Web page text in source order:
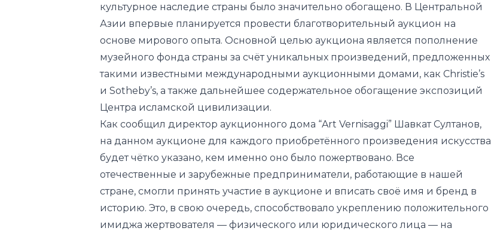
культурное наследие страны было значительно обогащено. В Центральной
Азии впервые планируется провести благотворительный аукцион на
основе мирового опыта. Основной целью аукциона является пополнение
музейного фонда страны за счёт уникальных произведений, предложенных
такими известными международными аукционными домами, как Christie’s
и Sotheby’s, а также дальнейшее содержательное обогащение экспозиций
Центра исламской цивилизации.
Как сообщил директор аукционного дома “Art Vernisaggi” Шавкат Султанов,
на данном аукционе для каждого приобретённого произведения искусства
будет чётко указано, кем именно оно было пожертвовано. Все
отечественные и зарубежные предприниматели, работающие в нашей
стране, смогли принять участие в аукционе и вписать своё имя и бренд в
историю. Это, в свою очередь, способствовало укреплению положительного
имиджа жертвователя — физического или юридического лица — на